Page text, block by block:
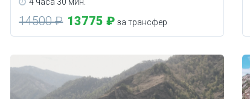
4 часа 30 мин.
14500 ₽ 13775 ₽ за трансфер